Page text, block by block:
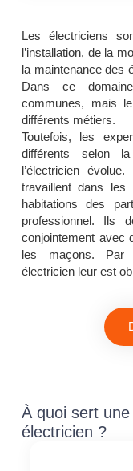
Les électriciens
l’installation, de la
la maintenance des
Dans ce
communes, mais
différents métiers.
Toutefois, les
différents selon
l’électricien
travaillent dans les
habitations des
professionnel. Ils
conjointement avec
les maçons. Par
électricien leur est
À quoi sert
électricien ?